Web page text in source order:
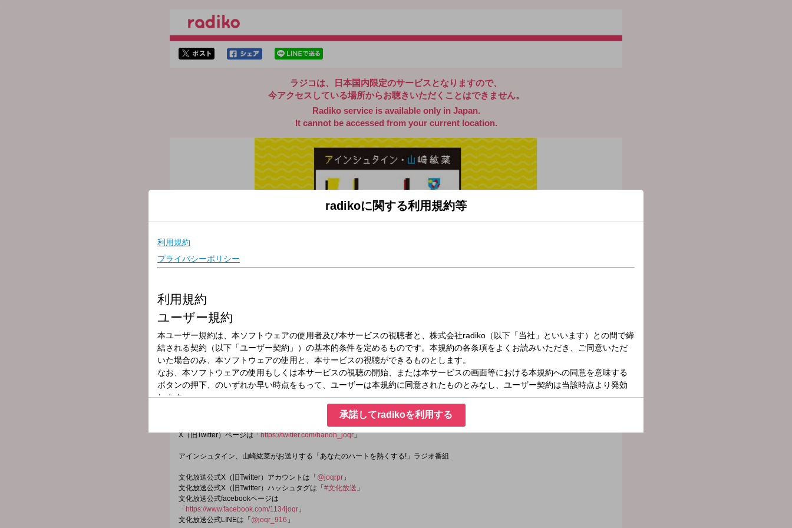
ラジコは、日本国内限定のサービスとなりますので、
今アクセスしている場所からお聴きいただくことはできません。
Radiko service is available only in Japan.
It cannot be accessed from your current location.
放送局
放送時間
2025年11月9日（日）16:00～16:55
番組名
アインシュタイン・山崎紘菜 Heat&Heart！
X（旧Twitter）ページは「https://twitter.com/handh_joqr」
アインシュタイン、山崎紘菜がお送りする「あなたのハートを熱くする!」ラジオ番組
文化放送公式X（旧Twitter）アカウントは「 @joqrpr 」
文化放送公式X（旧Twitter）ハッシュタグは「 #文化放送 」
文化放送公式facebookページは
「 https://www.facebook.com/1134joqr 」
文化放送公式LINEは「 @joqr_916 」
radikoに関する利用規約等
承諾してradikoを利用する